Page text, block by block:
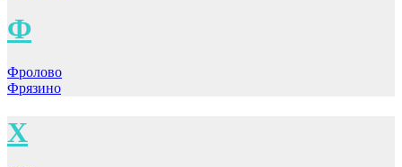
Ф
Фролово
Фрязино
Х